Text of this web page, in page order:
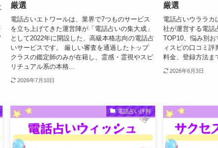
厳選
電話占いエトワールは、業界で7つものサービス
を立ち上げてきた運営陣が「電話占いの集大成」
として2022年に開設した、高級本格志向の電話占
いサービスです。 厳しい審査を通過したトップ
クラスの鑑定師のみが在籍し、霊感・霊視やスピ
リチュアル系の本格...
2026年7月10日
厳選
電話占いウララカ
社が運営する電話
TOP10、悩み別
ィスピの口コミ評
料金、登録方法ま
2026年6月3日
電話占い評判